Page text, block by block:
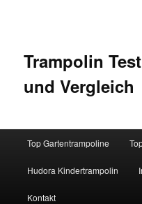
Trampolin
und Vergleich
Top Gartentrampoline
Hudora Kindertrampolin
Kontakt